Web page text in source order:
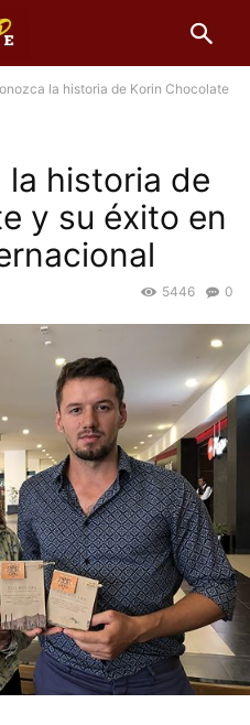
la historia de Korin Chocolate
la historia de
y su éxito en
0
5446